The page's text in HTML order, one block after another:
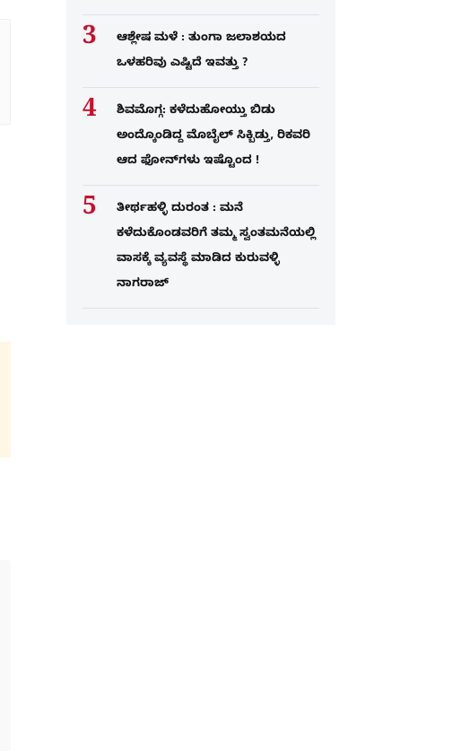
ಆಶ್ಲೇಷ ಮಳೆ : ತುಂಗಾ ಜಲಾಶಯದ
ಒಳಹರಿವು ಎಷ್ಟಿದೆ ಇವತ್ತು ?
ಶಿವಮೊಗ್ಗ: ಕಳೆದುಹೋಯ್ತು ಬಿಡು
ಅಂದ್ಕೊಂಡಿದ್ದ ಮೊಬೈಲ್​ ಸಿಕ್ಬಿಡ್ತು, ರಿಕವರಿ
ಆದ ಫೋನ್​ಗಳು​ ಇಷ್ಟೊಂದ !
ತೀರ್ಥಹಳ್ಳಿ ದುರಂತ : ಮನೆ
ಕಳೆದುಕೊಂಡವರಿಗೆ ತಮ್ಮ ಸ್ವಂತಮನೆಯಲ್ಲಿ
ವಾಸಕ್ಕೆ ವ್ಯವಸ್ಥೆ ಮಾಡಿದ ಕುರುವಳ್ಳಿ
ನಾಗರಾಜ್​​